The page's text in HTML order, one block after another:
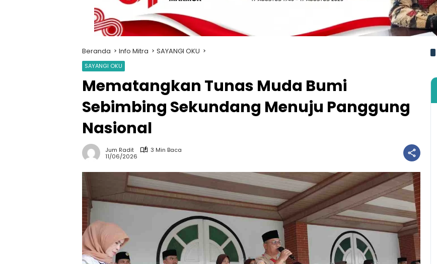
Beranda Info Mitra SAYANGI OKU
SAYANGI OKU
Mematangkan Tunas Muda Bumi
Sebimbing Sekundang Menuju Panggung
Nasional
Jum Radit
3 Min Baca
11/06/2026